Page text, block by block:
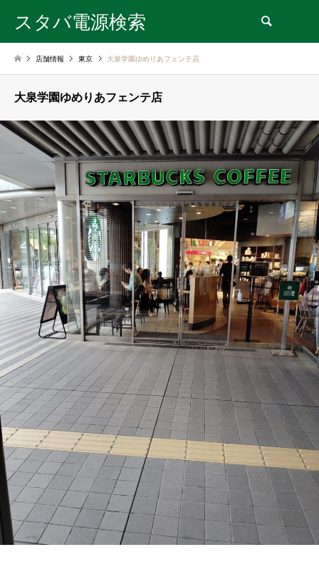
スタバ電源検索
店舗情報 東京 大泉学園ゆめりあフェンテ店
大泉学園ゆめりあフェンテ店